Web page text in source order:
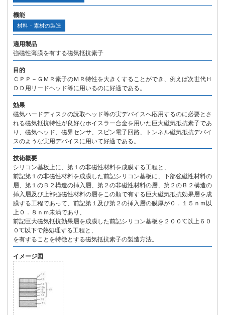
機能
材料・素材の製造
適用製品
強磁性薄膜を有する磁気抵抗素子
目的
ＣＰＰ－ＧＭＲ素子のＭＲ特性を大きくすることができ、例えば次世代Ｈ
ＤＤ用リードヘッド等に用いるのに好適である。
効果
磁気ハードディスクの読取ヘッド等の実デバイスへ応用するのに必要とさ
れる磁気抵抗特性が良好なホイスラー合金を用いた巨大磁気抵抗素子であ
り、磁気ヘッド、磁界センサ、スピン電子回路、トンネル磁気抵抗デバイ
スのような実用デバイスに用いて好適である。
技術概要
シリコン基板上に、第１の非磁性材料を成膜する工程と、
前記第１の非磁性材料を成膜した前記シリコン基板に、下部強磁性材料の
層、第１のＢ２構造の挿入層、第２の非磁性材料の層、第２のＢ２構造の
挿入層及び上部強磁性材料の層をこの順で有する巨大磁気抵抗効果層を成
膜する工程であって、前記第１及び第２の挿入層の膜厚が０．１５ｎｍ以
上０．８ｎｍ未満であり、
前記巨大磁気抵抗効果層を成膜した前記シリコン基板を２００℃以上６０
０℃以下で熱処理する工程と、
を有することを特徴とする磁気抵抗素子の製造方法。
イメージ図